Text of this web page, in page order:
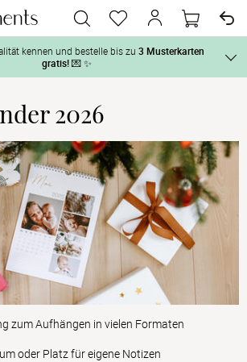
Tag der
Nach der
kennen und bestelle bis zu 3 Musterkarten
gratis!💌 ✨
Und so geht‘s:
Musterkarte“ auf der jeweiligen
Dir die Karten kostenlos per Post zusenden.
2026
zum Aufhängen in vielen Formaten
oder Platz für eigene Notizen